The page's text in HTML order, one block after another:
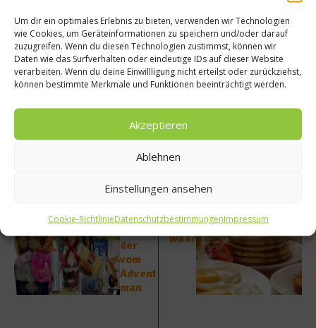
Um dir ein optimales Erlebnis zu bieten, verwenden wir Technologien
wie Cookies, um Geräteinformationen zu speichern und/oder darauf
zuzugreifen. Wenn du diesen Technologien zustimmst, können wir
Daten wie das Surfverhalten oder eindeutige IDs auf dieser Website
verarbeiten. Wenn du deine Einwillligung nicht erteilst oder zurückziehst,
können bestimmte Merkmale und Funktionen beeinträchtigt werden.
Akzeptieren
Ablehnen
Einstellungen ansehen
Cookie-RichtlinieDatenschutzbestimmungenImpressum
Heinz O. Wehmann auf dem Geflügelhof Bokelholm.
Beitrag teilen
risch
individ
Advent
der
vom
Advent
man
Frühst
– aber
was?